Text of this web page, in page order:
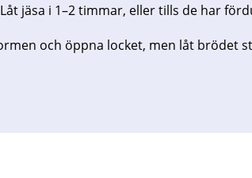
jäsa i 1–2 timmar, eller tills de har
och öppna locket, men låt brödet